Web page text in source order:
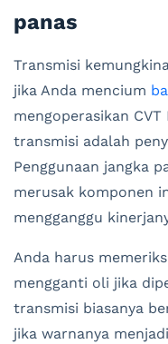
panas
Transmisi
jika Anda mencium
mengoperasikan CVT
transmisi adalah
Penggunaan jangka
merusak komponen
mengganggu
Anda harus
mengganti oli jika
transmisi biasanya
jika warnanya